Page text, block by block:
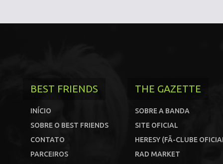
BEST FRIENDS
INÍCIO
SOBRE O BEST FRIENDS
CONTATO
PARCEIROS
THE GAZETTE
SOBRE A BANDA
SITE OFICIAL
HERESY (FÃ-CLUBE
RAD MARKET